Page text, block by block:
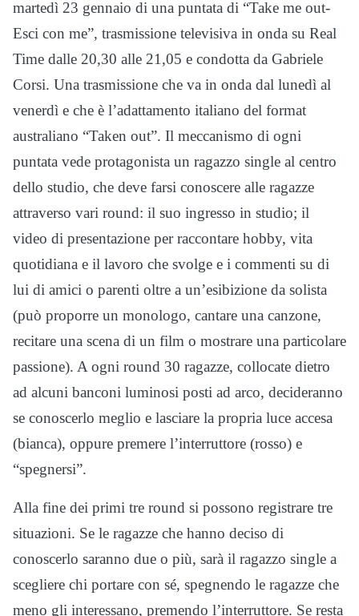
martedì 23 gennaio di una puntata di “Take me out-
Esci con me”, trasmissione televisiva in onda su Real
Time dalle 20,30 alle 21,05 e condotta da Gabriele
Corsi. Una trasmissione che va in onda dal lunedì al
venerdì e che è l’adattamento italiano del format
australiano “Taken out”. Il meccanismo di ogni
puntata vede protagonista un ragazzo single al centro
dello studio, che deve farsi conoscere alle ragazze
attraverso vari round: il suo ingresso in studio; il
video di presentazione per raccontare hobby, vita
quotidiana e il lavoro che svolge e i commenti su di
lui di amici o parenti oltre a un’esibizione da solista
(può proporre un monologo, cantare una canzone,
recitare una scena di un film o mostrare una particolare
passione). A ogni round 30 ragazze, collocate dietro
ad alcuni banconi luminosi posti ad arco, decideranno
se conoscerlo meglio e lasciare la propria luce accesa
(bianca), oppure premere l’interruttore (rosso) e
“spegnersi”.
Alla fine dei primi tre round si possono registrare tre
situazioni. Se le ragazze che hanno deciso di
conoscerlo saranno due o più, sarà il ragazzo single a
scegliere chi portare con sé, spegnendo le ragazze che
meno gli interessano, premendo l’interruttore. Se resta